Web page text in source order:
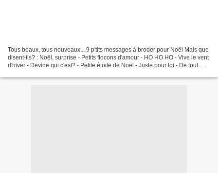
Tous beaux, tous nouveaux... 9 p'tits messages à broder pour Noël Mais que
disent-ils? : Noël, surprise - Petits flocons d'amour - HO HO HO - Vive le vent
d'hiver - Devine qui c'est? - Petite étoile de Noël - Juste pour toi - De tout